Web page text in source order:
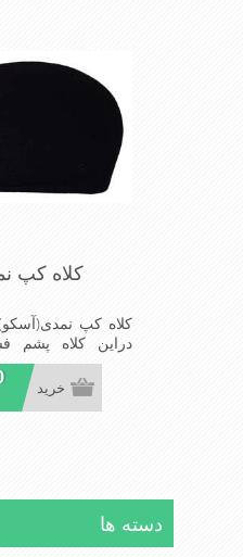
کلاه کپ
کلاه کپ
دراین کلاه پشم
میباشد شیک
جنس
خرید
دسته ها